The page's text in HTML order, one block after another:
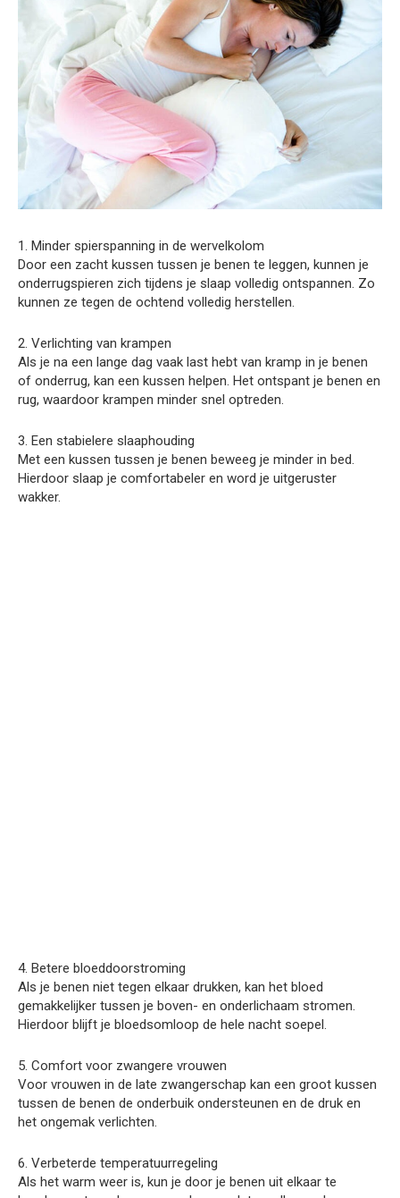
1. Minder spierspanning in de wervelkolom
Door een zacht kussen tussen je benen te leggen, kunnen je
onderrugspieren zich tijdens je slaap volledig ontspannen. Zo
kunnen ze tegen de ochtend volledig herstellen.
2. Verlichting van krampen
Als je na een lange dag vaak last hebt van kramp in je benen
of onderrug, kan een kussen helpen. Het ontspant je benen en
rug, waardoor krampen minder snel optreden.
3. Een stabielere slaaphouding
Met een kussen tussen je benen beweeg je minder in bed.
Hierdoor slaap je comfortabeler en word je uitgeruster
wakker.
4. Betere bloeddoorstroming
Als je benen niet tegen elkaar drukken, kan het bloed
gemakkelijker tussen je boven- en onderlichaam stromen.
Hierdoor blijft je bloedsomloop de hele nacht soepel.
5. Comfort voor zwangere vrouwen
Voor vrouwen in de late zwangerschap kan een groot kussen
tussen de benen de onderbuik ondersteunen en de druk en
het ongemak verlichten.
6. Verbeterde temperatuurregeling
Als het warm weer is, kun je door je benen uit elkaar te